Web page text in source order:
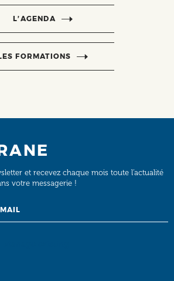
L’AGENDA
FORMATIONS
et recevez chaque mois toute l’actualité
votre messagerie !